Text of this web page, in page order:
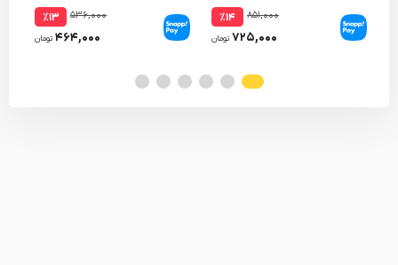
۸۵۱,۰۰۰ ٪۱۴
۷۲۵,۰۰۰ تومان
۵۳۶,۰۰۰ ٪۱۳
۴۶۴,۰۰۰ تومان